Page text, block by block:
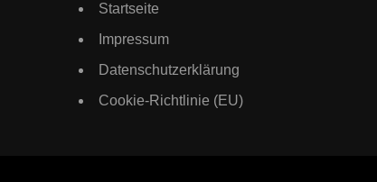
Startseite
Impressum
Datenschutzerklärung
Cookie-Richtlinie (EU)